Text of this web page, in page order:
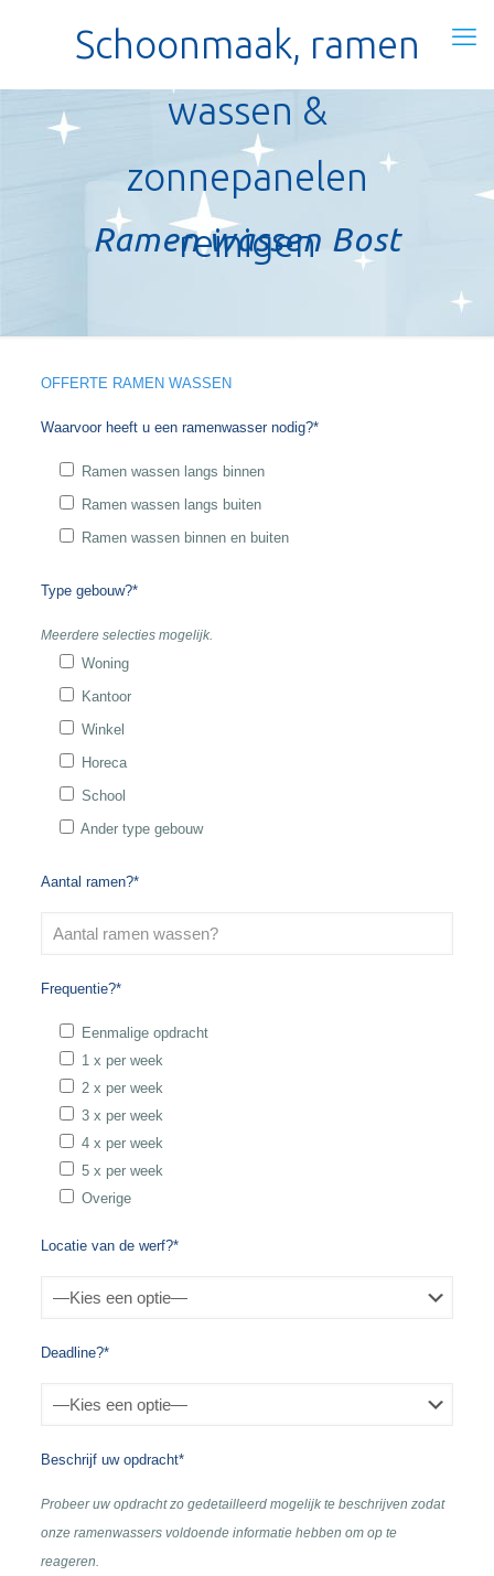
Schoonmaak, ramen
wassen &
zonnepanelen
reinigen
Ramen wassen Bost
OFFERTE RAMEN WASSEN
Waarvoor heeft u een ramenwasser nodig?*
Ramen wassen langs binnen
Ramen wassen langs buiten
Ramen wassen binnen en buiten
Type gebouw?*
Meerdere selecties mogelijk.
Woning
Kantoor
Winkel
Horeca
School
Ander type gebouw
Aantal ramen?*
Frequentie?*
Eenmalige opdracht
1 x per week
2 x per week
3 x per week
4 x per week
5 x per week
Overige
Locatie van de werf?*
Deadline?*
Beschrijf uw opdracht*
Probeer uw opdracht zo gedetailleerd mogelijk te beschrijven zodat
onze ramenwassers voldoende informatie hebben om op te
reageren.